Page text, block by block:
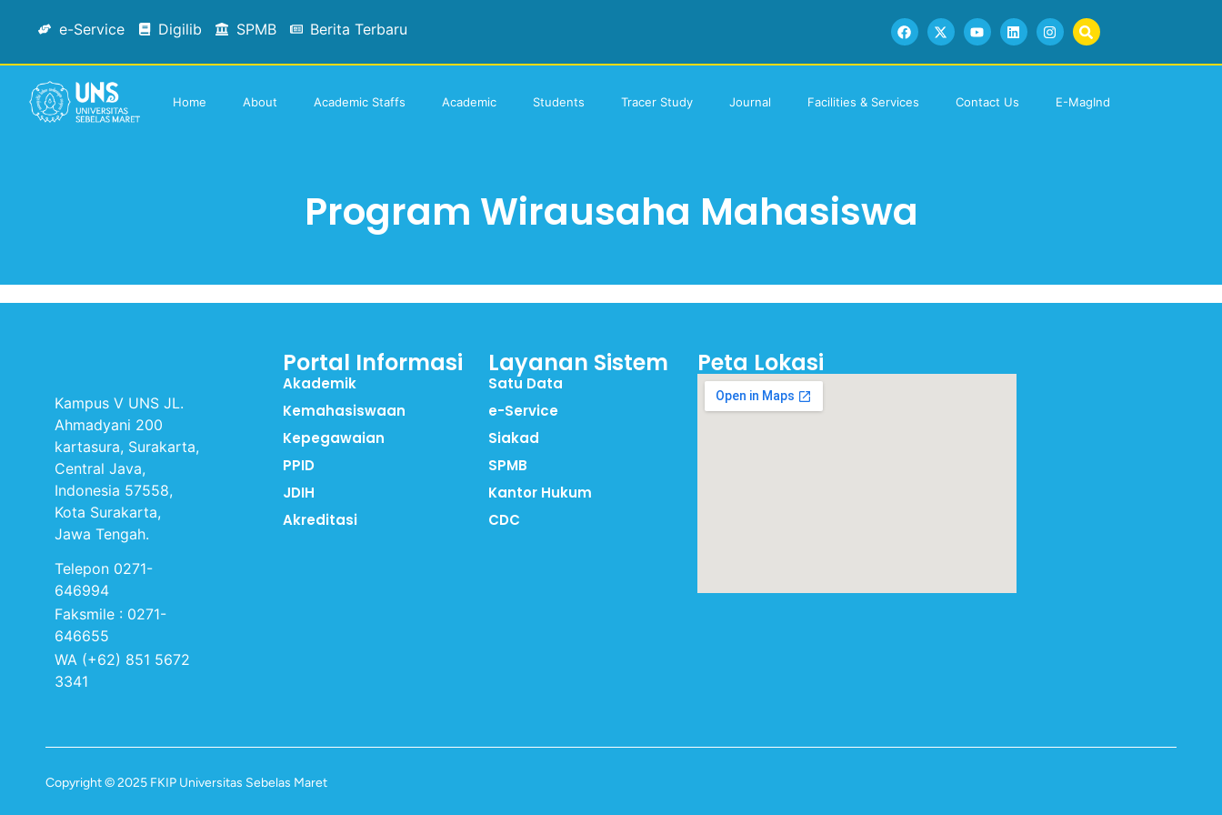
e-Service Digilib SPMB Berita Terbaru
Home About Academic Staffs Academic Students Tracer Study Journal Facilities & Services Contact Us E-MagInd
Program Wirausaha Mahasiswa
Kampus V UNS JL.
Ahmadyani 200
kartasura, Surakarta,
Central Java,
Indonesia 57558,
Kota Surakarta,
Jawa Tengah.
Telepon 0271-
646994
Faksmile : 0271-
646655
WA (+62) 851 5672
3341
Portal Informasi
Akademik
Kemahasiswaan
Kepegawaian
PPID
JDIH
Akreditasi
Layanan Sistem
Satu Data
e-Service
Siakad
SPMB
Kantor Hukum
CDC
Peta Lokasi
Copyright © 2025 FKIP Universitas Sebelas Maret